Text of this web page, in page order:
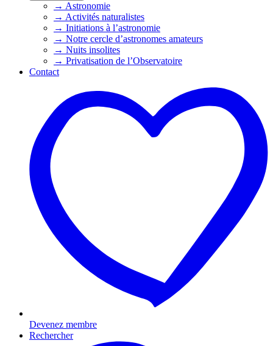
→ Astronomie
→ Activités naturalistes
→ Initiations à l’astronomie
→ Notre cercle d’astronomes amateurs
→ Nuits insolites
→ Privatisation de l’Observatoire
Contact
Devenez membre
Rechercher